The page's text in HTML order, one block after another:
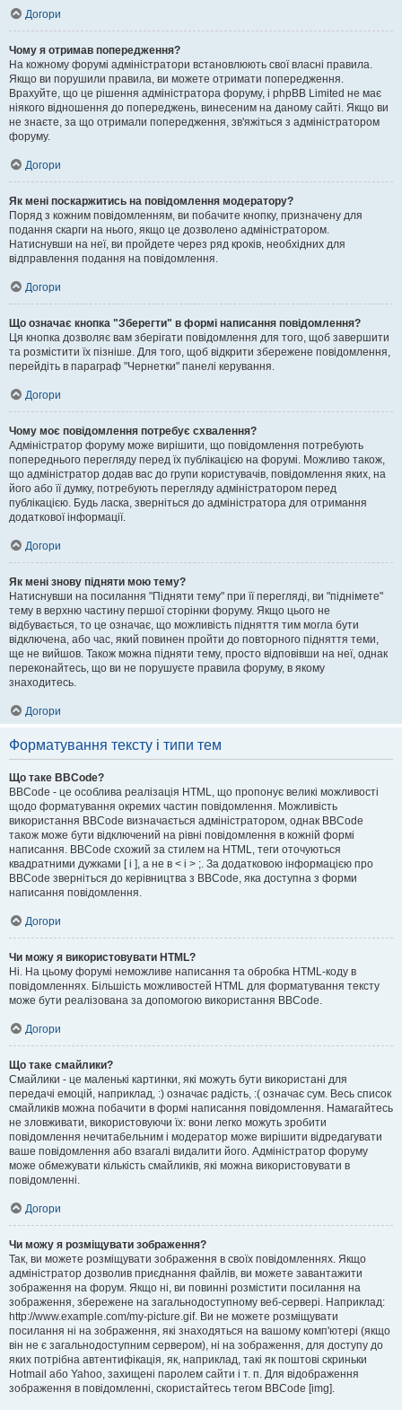
Догори
Чому я отримав попередження?
На кожному форумі адміністратори встановлюють свої власні правила.
Якщо ви порушили правила, ви можете отримати попередження.
Врахуйте, що це рішення адміністратора форуму, і phpBB Limited не має
ніякого відношення до попереджень, винесеним на даному сайті. Якщо ви
не знаєте, за що отримали попередження, зв'яжіться з адміністратором
форуму.
Догори
Як мені поскаржитись на повідомлення модератору?
Поряд з кожним повідомленням, ви побачите кнопку, призначену для
подання скарги на нього, якщо це дозволено адміністратором.
Натиснувши на неї, ви пройдете через ряд кроків, необхідних для
відправлення подання на повідомлення.
Догори
Що означає кнопка "Зберегти" в формі написання повідомлення?
Ця кнопка дозволяє вам зберігати повідомлення для того, щоб завершити
та розмістити їх пізніше. Для того, щоб відкрити збережене повідомлення,
перейдіть в параграф "Чернетки" панелі керування.
Догори
Чому моє повідомлення потребує схвалення?
Адміністратор форуму може вирішити, що повідомлення потребують
попереднього перегляду перед їх публікацією на форумі. Можливо також,
що адміністратор додав вас до групи користувачів, повідомлення яких, на
його або її думку, потребують перегляду адміністратором перед
публікацією. Будь ласка, зверніться до адміністратора для отримання
додаткової інформації.
Догори
Як мені знову підняти мою тему?
Натиснувши на посилання "Підняти тему" при її перегляді, ви "піднімете"
тему в верхню частину першої сторінки форуму. Якщо цього не
відбувається, то це означає, що можливість підняття тим могла бути
відключена, або час, який повинен пройти до повторного підняття теми,
ще не вийшов. Також можна підняти тему, просто відповівши на неї, однак
переконайтесь, що ви не порушуєте правила форуму, в якому
знаходитесь.
Догори
Форматування тексту і типи тем
Що таке BBCode?
BBCode - це особлива реалізація HTML, що пропонує великі можливості
щодо форматування окремих частин повідомлення. Можливість
використання BBCode визначається адміністратором, однак BBCode
також може бути відключений на рівні повідомлення в кожній формі
написання. BBCode схожий за стилем на HTML, теги оточуються
квадратними дужками [ і ], а не в < і > ;. За додатковою інформацією про
BBCode зверніться до керівництва з BBCode, яка доступна з форми
написання повідомлення.
Догори
Чи можу я використовувати HTML?
Ні. На цьому форумі неможливе написання та обробка HTML-коду в
повідомленнях. Більшість можливостей HTML для форматування тексту
може бути реалізована за допомогою використання BBCode.
Догори
Що таке смайлики?
Смайлики - це маленькі картинки, які можуть бути використані для
передачі емоцій, наприклад, :) означає радість, :( означає сум. Весь список
смайликів можна побачити в формі написання повідомлення. Намагайтесь
не зловживати, використовуючи їх: вони легко можуть зробити
повідомлення нечитабельним і модератор може вирішити відредагувати
ваше повідомлення або взагалі видалити його. Адміністратор форуму
може обмежувати кількість смайликів, які можна використовувати в
повідомленні.
Догори
Чи можу я розміщувати зображення?
Так, ви можете розміщувати зображення в своїх повідомленнях. Якщо
адміністратор дозволив приєднання файлів, ви можете завантажити
зображення на форум. Якщо ні, ви повинні розмістити посилання на
зображення, збережене на загальнодоступному веб-сервері. Наприклад:
http://www.example.com/my-picture.gif. Ви не можете розміщувати
посилання ні на зображення, які знаходяться на вашому комп'ютері (якщо
він не є загальнодоступним сервером), ні на зображення, для доступу до
яких потрібна автентифікація, як, наприклад, такі як поштові скриньки
Hotmail або Yahoo, захищені паролем сайти і т. п. Для відображення
зображення в повідомленні, скористайтесь тегом BBCode [img].